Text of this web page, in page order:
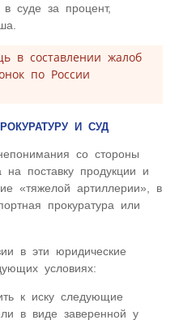
в суде за процент,
в составлении жалоб
по России
И СУД
со стороны
на поставку продукции и
«тяжелой артиллерии», в
прокуратура или
в эти юридические
условиях:
к иску следующие
в виде заверенной у